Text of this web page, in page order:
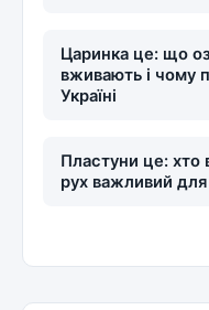
Царинка це: що
вживають і чому
Україні
Пластуни це: хто
рух важливий для